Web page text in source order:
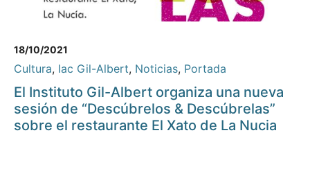
18/10/2021
Cultura, Iac Gil-Albert, Noticias, Portada
El Instituto Gil-Albert organiza una nueva
sesión de “Descúbrelos & Descúbrelas”
sobre el restaurante El Xato de La Nucia